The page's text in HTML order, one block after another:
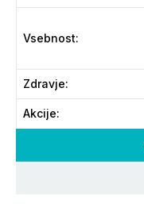
Vsebnost:
Zdravje:
Akcije: